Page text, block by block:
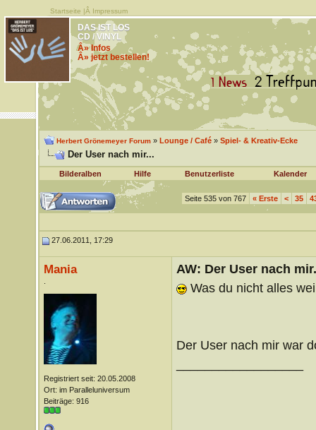
Startseite |Â Impressum
DAS IST LOS
CD / VINYL
Â» Infos
Â» jetzt bestellen!
Herbert Grönemeyer Forum» Lounge / Café» Spiel- & Kreativ-Ecke
Der User nach mir...
Bilderalben Hilfe Benutzerliste Kalender
Seite 535 von 767 «Erste < 35
27.06.2011, 17:29
Mania
Registriert seit: 20.05.2008
Ort: im Paralleluniversum
Beiträge: 916
AW: Der User nach
Was du nicht alles
Der User nach mir war